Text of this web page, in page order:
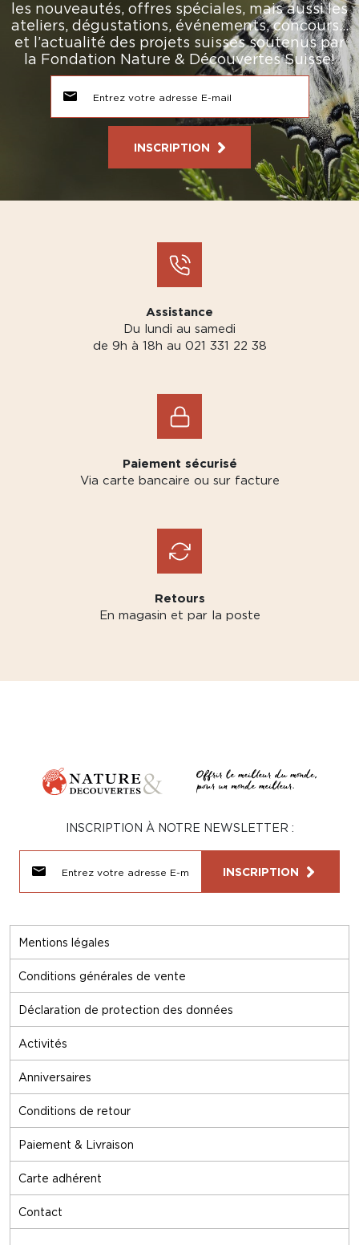
les nouveautés, offres spéciales, mais aussi les
ateliers, dégustations, événements, concours…
et l’actualité des projets suisses soutenus par
la Fondation Nature & Découvertes Suisse!
INSCRIPTION
Assistance
Du lundi au samedi
de 9h à 18h au 021 331 22 38
Paiement sécurisé
Via carte bancaire ou sur facture
Retours
En magasin et par la poste
Mentions légales
Conditions générales de vente
Déclaration de protection des données
Activités
Anniversaires
Conditions de retour
Paiement & Livraison
Carte adhérent
Contact
INSCRIPTION À NOTRE NEWSLETTER :
INSCRIPTION